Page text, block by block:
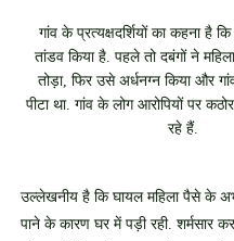
गांव के प्रत्यक्षदर्शियों का कहना है
तांडव किया है. पहले तो दबंगों ने
तोड़ा, फिर उसे अर्धनग्न किया और
पीटा था. गांव के लोग आरोपियों पर
रहे हैं.
उल्लेखनीय है कि घायल महिला पैसे के
पाने के कारण घर में पड़ी रही. शर्मसार